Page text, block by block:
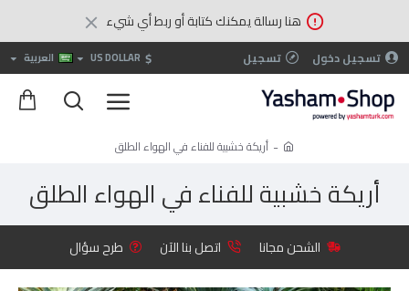
هنا رسالة يمكنك كتابة أو ربط أي شيء
تسجيل دخول تسجيل $
US DOLLAR العربية
أريكة خشبية للفناء في الهواء الطلق
أريكة خشبية للفناء في الهواء الطلق
الشحن مجانا اتصل بنا الآن طرح سؤال